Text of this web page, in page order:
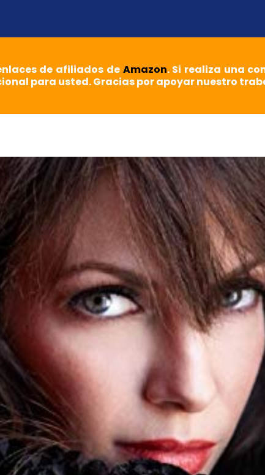
de afiliados de Amazon. Si realiza una
para usted. Gracias por apoyar nuestro